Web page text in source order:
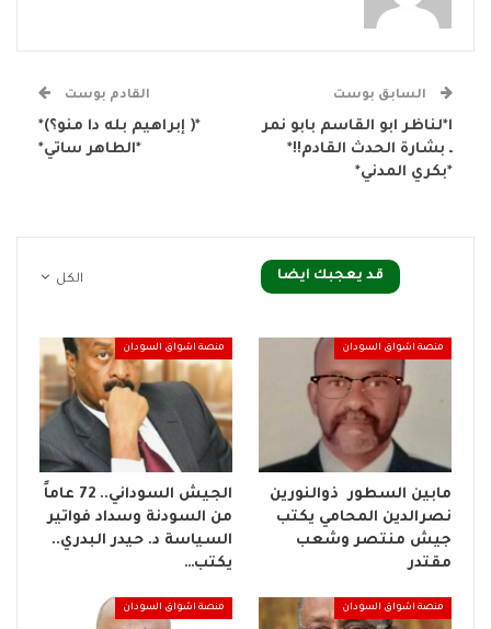
السابق بوست
ا*لناظر ابو القاسم بابو نمر
ـ بشارة الحدث القادم!!*
*بكري المدني*
القادم بوست
*( إبراهيم بله دا منو؟)*
*الطاهر ساتي*
الكل قد يعجبك ايضا
منصة اشواق السودان
مابين السطور ذوالنورين
نصرالدين المحامي يكتب
جيش منتصر وشعب
مقتدر
منصة اشواق السودان
الجيش السوداني.. 72 عاماً
من السودنة وسداد فواتير
السياسة د. حيدر البدري..
يكتب…
منصة اشواق السودان منصة اشواق السودان